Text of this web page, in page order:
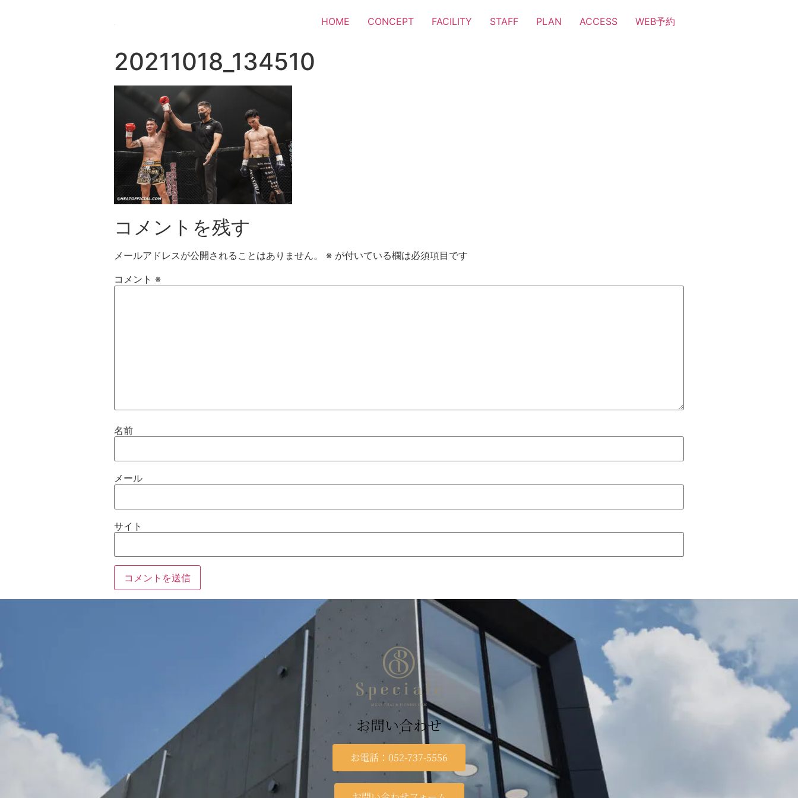
HOME CONCEPT FACILITY STAFF PLAN ACCESS WEB予約
20211018_134510
コメントを残す
メールアドレスが公開されることはありません。 ※ が付いている欄は必須項目です
コメント ※
名前
メール
サイト
お問い合わせ
お電話：052-737-5556